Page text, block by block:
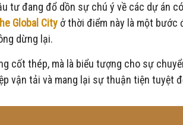
tư đang đổ dồn sự chú ý về các dự án
Global Cityở thời điểm này là một bước
dừng lại.
cốt thép, mà là biểu tượng cho sự
vận tải và mang lại sự thuận tiện tuyệt